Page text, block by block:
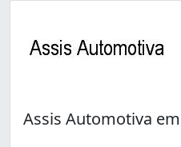
Assis Automotiva